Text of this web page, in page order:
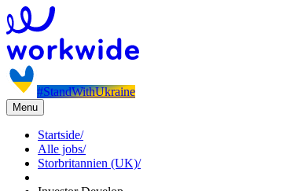
#StandWithUkraine
Menu
Startside/
Alle jobs/
Storbritannien (UK)/